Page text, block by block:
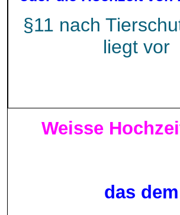
§11 nach
liegt vor
Weisse
das